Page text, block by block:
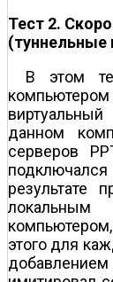
Тест 2.
(туннельные
В этом
данном
серверов
результате
этого для